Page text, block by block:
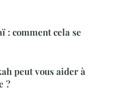
: comment cela se
peut vous aider à
?